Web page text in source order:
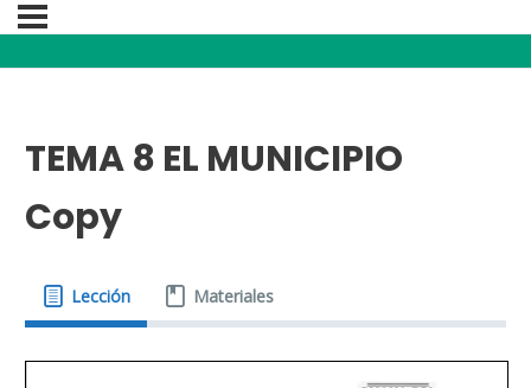
TEMA 8 EL MUNICIPIO
Copy
Lección Materiales